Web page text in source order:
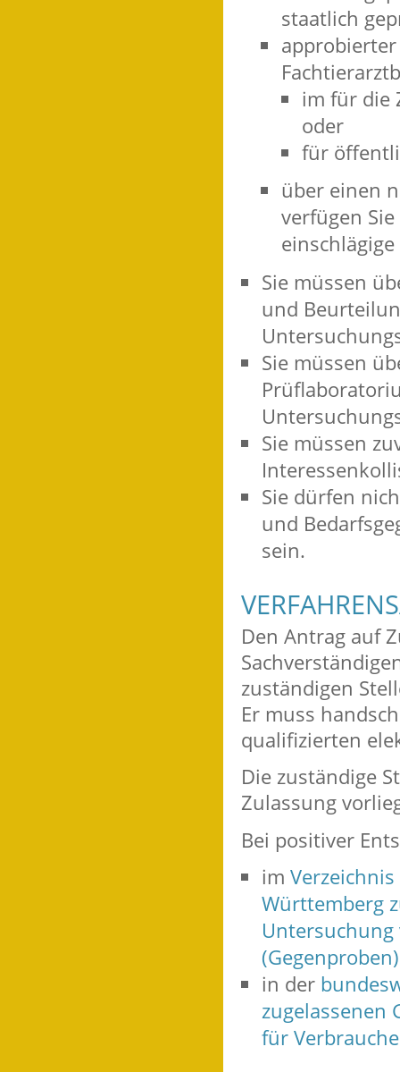
staatlich
im für die
oder
für
über einen
verfügen
Sie müssen
und
Sie müssen
Sie müssen
Sie dürfen
und
sein.
Den Antrag auf
zuständigen
Er muss
qualifizierten
Die zuständige
Zulassung
Bei positiver
im
Württemberg
(Gegenproben)
in der
zugelassenen
für